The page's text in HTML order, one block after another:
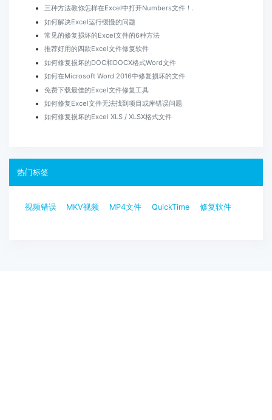
三种方法教你怎样在Excel中打开Numbers文件！.
如何解决Excel运行缓慢的问题
常见的修复损坏的Excel文件的6种方法
推荐好用的四款Excel文件修复软件
如何修复损坏的DOC和DOCX格式Word文件
如何在Microsoft Word 2016中修复损坏的文件
免费下载最佳的Excel文件修复工具
如何修复Excel文件无法找到项目或库错误问题
如何修复损坏的Excel XLS / XLSX格式文件
热门标签
视频错误 MKV视频 MP4文件 QuickTime 修复软件